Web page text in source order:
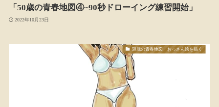
「50歳の青春地図④~90秒ドローイング練習開始」
2022年10月23日
50歳の青春地図 おっさん絵を描く